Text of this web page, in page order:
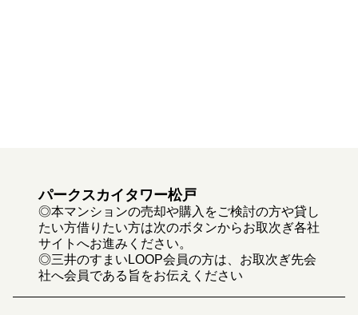
パークスカイタワー松戸
◎本マンションの売却や購入をご検討の方や貸し
たい方借りたい方は次のボタンからお取次ぎ各社
サイトへお進みください。
◎三井のすまいLOOP会員の方は、お取次ぎ先会
社へ会員である旨をお伝えください